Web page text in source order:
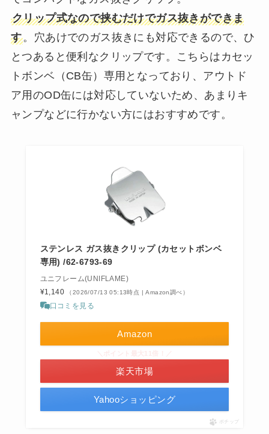
クリップ式なので挟むだけでガス抜きができま
す。穴あけでのガス抜きにも対応できるので、ひ
とつあると便利なクリップです。こちらはカセッ
トボンベ（CB缶）専用となっており、アウトド
ア用のOD缶には対応していないため、あまりキ
ャンプなどに行かない方にはおすすめです。
ステンレス ガス抜きクリップ (カセットボンベ
専用) /62-6793-69
ユニフレーム(UNIFLAME)
¥1,140
（2026/07/13 05:13時点 | Amazon調べ）
口コミを見る
Amazon
楽天市場
Yahooショッピング
ポチップ